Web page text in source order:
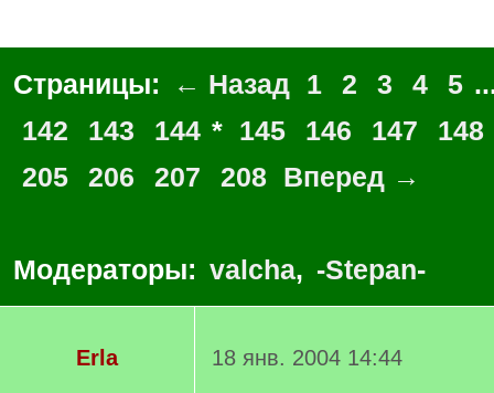
Страницы: ← Назад 1 2 3 4 5
142
143 144 * 145 146 147 148
205
206 207 208 Вперед →
Модераторы: valcha, -Stepan-
Erla
18 янв. 2004 14:44